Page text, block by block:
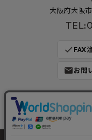
大阪府大阪
check FAX
mailお問